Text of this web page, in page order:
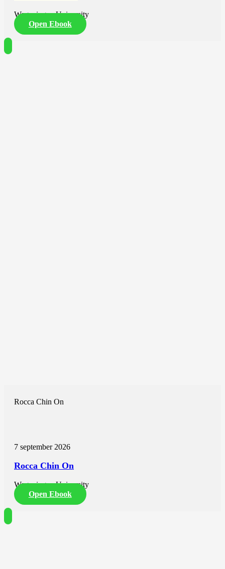
Wageningen University
Open Ebook
Rocca Chin On
7 september 2026
Rocca Chin On
Wageningen University
Open Ebook